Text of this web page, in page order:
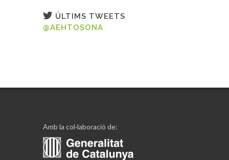
ÚLTIMS TWEETS
@AEHTOSONA
Amb la col·laboració de: